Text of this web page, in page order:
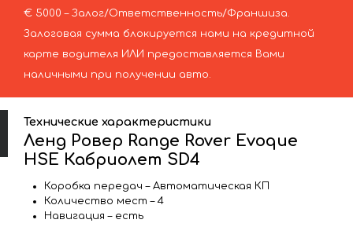
€ 5000 – Залог/Ответственность/Франшиза.
Залоговая сумма блокируется нами на кредитной
карте водителя ИЛИ предоставляется Вами
наличными при получении авто.
Технические характеристики
Ленд Ровер Range Rover Evoque
HSE Кабриолет SD4
Коробка передач – Автоматическая КП
Количество мест – 4
Навигация – есть